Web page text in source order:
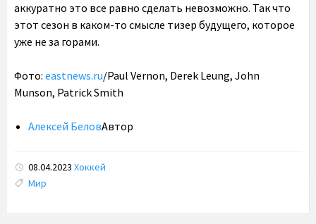
аккуратно это все равно сделать невозможно. Так что
этот сезон в каком-то смысле тизер будущего, которое
уже не за горами.
Фото: eastnews.ru/Paul Vernon, Derek Leung, John
Munson, Patrick Smith
Алексей БеловАвтор
08.04.2023 Хоккей
Tags:
Мир